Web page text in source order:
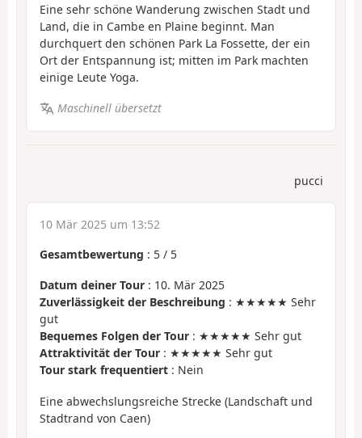
Eine sehr schöne Wanderung zwischen Stadt und
Land, die in Cambe en Plaine beginnt. Man
durchquert den schönen Park La Fossette, der ein
Ort der Entspannung ist; mitten im Park machten
einige Leute Yoga.
Maschinell übersetzt
pucci
10 Mär 2025 um 13:52
Gesamtbewertung : 5 / 5
Datum deiner Tour : 10. Mär 2025
Zuverlässigkeit der Beschreibung : ★★★★★ Sehr
gut
Bequemes Folgen der Tour : ★★★★★ Sehr gut
Attraktivität der Tour : ★★★★★ Sehr gut
Tour stark frequentiert : Nein
Eine abwechslungsreiche Strecke (Landschaft und
Stadtrand von Caen)